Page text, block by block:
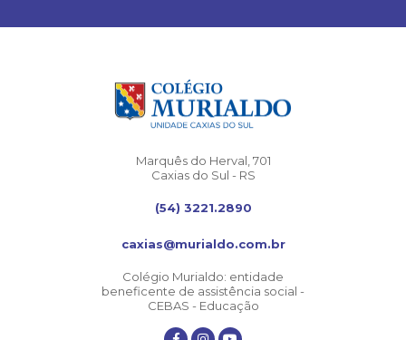
Marquês do Herval, 701
Caxias do Sul - RS
(54) 3221.2890
caxias@murialdo.com.br
Colégio Murialdo: entidade
beneficente de assistência social -
CEBAS - Educação